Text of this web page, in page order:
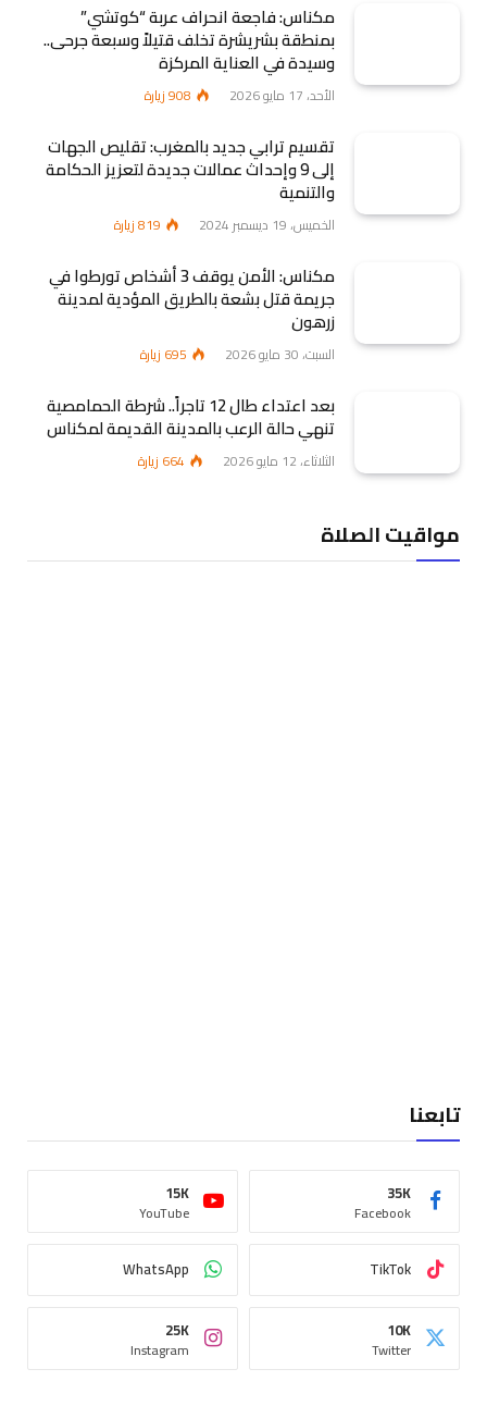
مكناس: فاجعة انحراف عربة “كوتشي”
بمنطقة بشريشرة تخلف قتيلاً وسبعة جرحى..
وسيدة في العناية المركزة
الأحد، 17 مايو 2026 908زيارة
تقسيم ترابي جديد بالمغرب: تقليص الجهات
إلى 9 وإحداث عمالات جديدة لتعزيز الحكامة
والتنمية
الخميس، 19 ديسمبر 2024 819زيارة
مكناس: الأمن يوقف 3 أشخاص تورطوا في
جريمة قتل بشعة بالطريق المؤدية لمدينة
زرهون
السبت، 30 مايو 2026 695 زيارة
بعد اعتداء طال 12 تاجراً.. شرطة الحمامصية
تنهي حالة الرعب بالمدينة القديمة لمكناس
الثلاثاء، 12 مايو 2026 664 زيارة
مواقيت الصلاة
تابعنا
Facebook
35K
YouTube
15K
TikTok
WhatsApp
Twitter
10K
Instagram
25K